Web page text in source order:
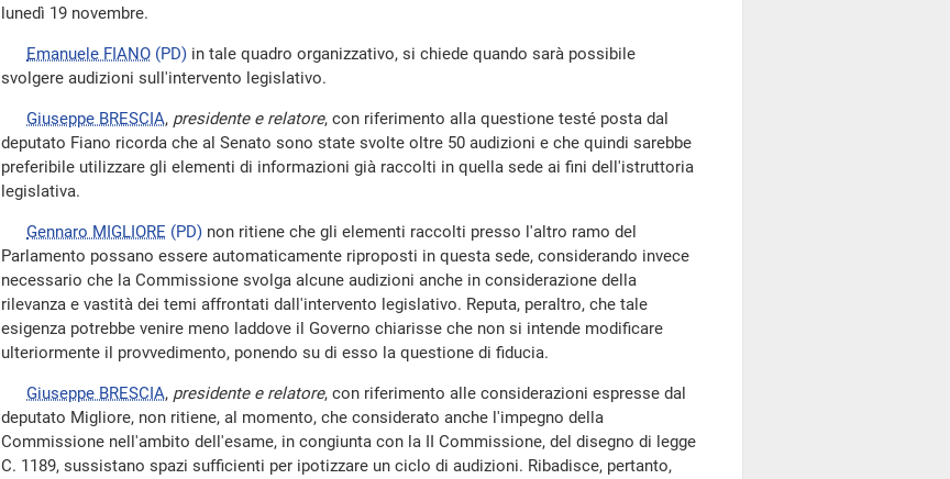
lunedì 19 novembre.
Emanuele FIANO (PD) in tale quadro organizzativo, si chiede quando sarà possibile
svolgere audizioni sull'intervento legislativo.
Giuseppe BRESCIA, presidente e relatore, con riferimento alla questione testé posta dal
deputato Fiano ricorda che al Senato sono state svolte oltre 50 audizioni e che quindi sarebbe
preferibile utilizzare gli elementi di informazioni già raccolti in quella sede ai fini dell'istruttoria
legislativa.
Gennaro MIGLIORE (PD) non ritiene che gli elementi raccolti presso l'altro ramo del
Parlamento possano essere automaticamente riproposti in questa sede, considerando invece
necessario che la Commissione svolga alcune audizioni anche in considerazione della
rilevanza e vastità dei temi affrontati dall'intervento legislativo. Reputa, peraltro, che tale
esigenza potrebbe venire meno laddove il Governo chiarisse che non si intende modificare
ulteriormente il provvedimento, ponendo su di esso la questione di fiducia.
Giuseppe BRESCIA, presidente e relatore, con riferimento alle considerazioni espresse dal
deputato Migliore, non ritiene, al momento, che considerato anche l'impegno della
Commissione nell'ambito dell'esame, in congiunta con la II Commissione, del disegno di legge
C. 1189, sussistano spazi sufficienti per ipotizzare un ciclo di audizioni. Ribadisce, pertanto,